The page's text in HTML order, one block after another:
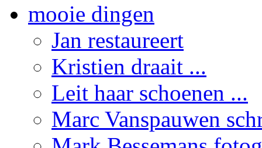
mooie dingen
Jan restaureert
Kristien draait ...
Leit haar schoenen ...
Marc Vanspauwen